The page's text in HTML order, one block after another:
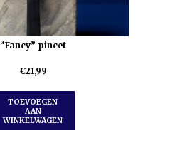
“Fancy” pincet
€21,99
TOEVOEGEN
AAN
WINKELWAGEN